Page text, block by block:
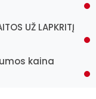
UŽ LAPKRITĮ
kaina